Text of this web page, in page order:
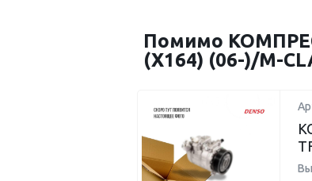
Помимо
(X164) (06-)/M-